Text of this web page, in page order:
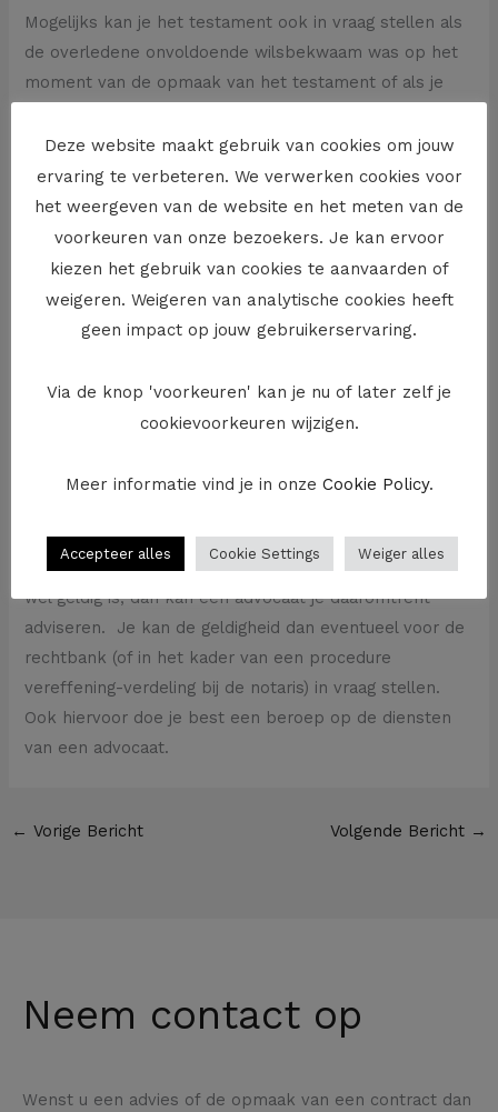
Mogelijks kan je het testament ook in vraag stellen als
de overledene onvoldoende wilsbekwaam was op het
moment van de opmaak van het testament of als je
bepaalde zaken opnam die hij eigenlijk niet wilde maar
die in het testament kwamen door captatie of
suggestie.
Reserve
Zelfs als het testament op zich wel geldig is, heeft dat
niet noodzakelijk volledig uitwerking. Het kan
dat het testament daar een inbreuk op maakt. Ook de
onzorgvuldige formulering van een testament kan er
kan hebben.
Komt er een testament boven waarvan je twijfelt of het
wel geldig is, dan kan een advocaat je daaromtrent
adviseren. Je kan de geldigheid dan eventueel voor de
rechtbank (of in het kader van een procedure
vereffening-verdeling bij de notaris) in vraag stellen.
Ook hiervoor doe je best een beroep op de diensten
van een advocaat.
← Vorige Bericht Volgende Bericht →
Neem contact op
Wenst u een advies of de opmaak van een contract dan
Deze website maakt gebruik van cookies om jouw
ervaring te verbeteren. We verwerken cookies voor
het weergeven van de website en het meten van de
voorkeuren van onze bezoekers. Je kan ervoor
kiezen het gebruik van cookies te aanvaarden of
weigeren. Weigeren van analytische cookies heeft
geen impact op jouw gebruikerservaring.
Via de knop 'voorkeuren' kan je nu of later zelf je
cookievoorkeuren wijzigen.
Meer informatie vind je in onze Cookie Policy.
Accepteer alles Cookie Settings Weiger alles